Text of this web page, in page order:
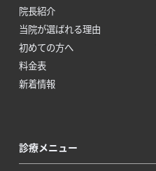
院長紹介
当院が選ばれる理由
初めての方へ
料金表
新着情報
診療メニュー